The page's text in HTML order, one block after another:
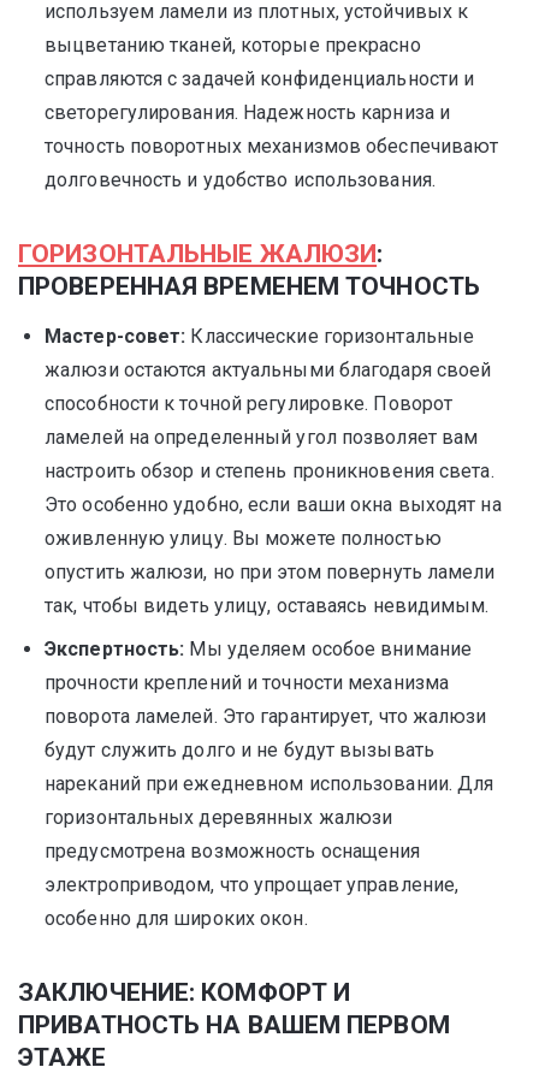
используем ламели из плотных, устойчивых к
выцветанию тканей, которые прекрасно
справляются с задачей конфиденциальности и
светорегулирования. Надежность карниза и
точность поворотных механизмов обеспечивают
долговечность и удобство использования.
ГОРИЗОНТАЛЬНЫЕ ЖАЛЮЗИ:
ПРОВЕРЕННАЯ ВРЕМЕНЕМ ТОЧНОСТЬ
Мастер-совет: Классические горизонтальные
жалюзи остаются актуальными благодаря своей
способности к точной регулировке. Поворот
ламелей на определенный угол позволяет вам
настроить обзор и степень проникновения света.
Это особенно удобно, если ваши окна выходят на
оживленную улицу. Вы можете полностью
опустить жалюзи, но при этом повернуть ламели
так, чтобы видеть улицу, оставаясь невидимым.
Экспертность: Мы уделяем особое внимание
прочности креплений и точности механизма
поворота ламелей. Это гарантирует, что жалюзи
будут служить долго и не будут вызывать
нареканий при ежедневном использовании. Для
горизонтальных деревянных жалюзи
предусмотрена возможность оснащения
электроприводом, что упрощает управление,
особенно для широких окон.
ЗАКЛЮЧЕНИЕ: КОМФОРТ И
ПРИВАТНОСТЬ НА ВАШЕМ ПЕРВОМ
ЭТАЖЕ